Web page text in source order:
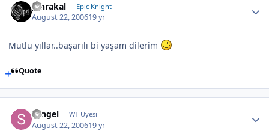
Jahrakal Epic Knight
August 22, 200619 yr
Mutlu yıllar..başarılı bi yaşam dilerim
Quote
sengel WT Uyesi
August 22, 200619 yr